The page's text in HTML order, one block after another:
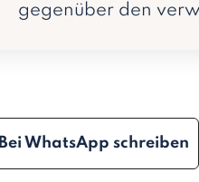
gegenüber den
Bei WhatsApp schreiben